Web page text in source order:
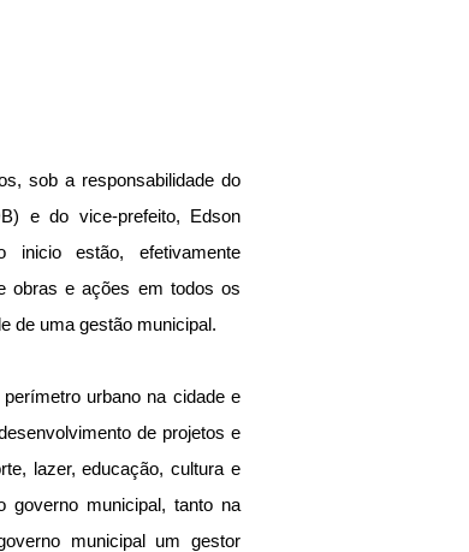
sob a responsabilidade do
e do vice-prefeito, Edson
estão, efetivamente
obras e ações em todos os
de uma gestão municipal.
urbano na cidade e
de projetos e
lazer, educação, cultura e
governo municipal, tanto na
municipal um gestor